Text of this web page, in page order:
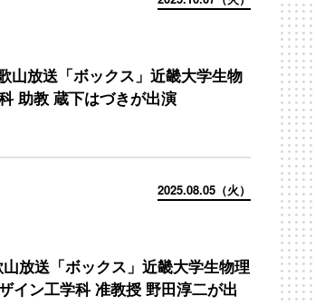
山放送「ボックス」近畿大学生物
助教 蔵下はづきが出演
2025.08.05（火）
放送「ボックス」近畿大学生物理
イン工学科 准教授 野田淳二が出